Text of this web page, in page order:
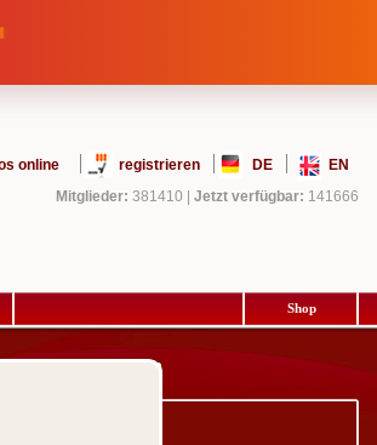
online registrieren DE
EN
Mitglieder: 381410 Jetzt verfügbar: 141666
Shop